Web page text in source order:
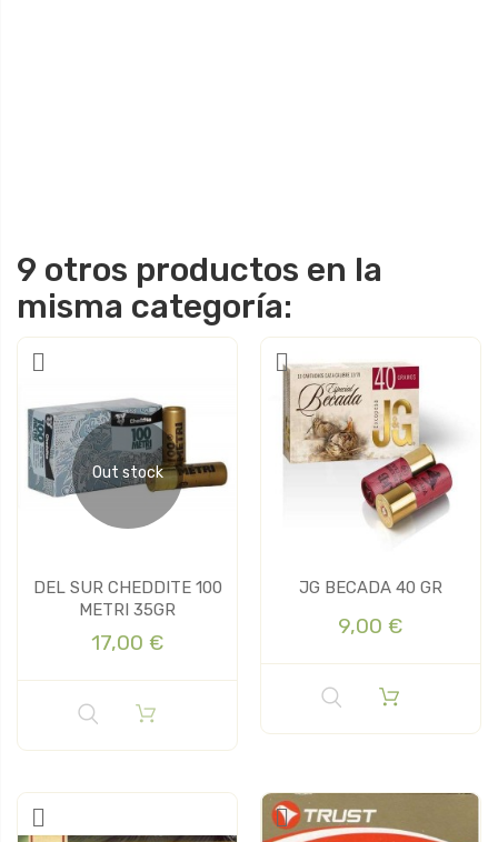
9 otros productos en la
misma categoría:
Out stock
DEL SUR CHEDDITE 100
METRI 35GR
17,00 €
JG BECADA 40 GR
9,00 €